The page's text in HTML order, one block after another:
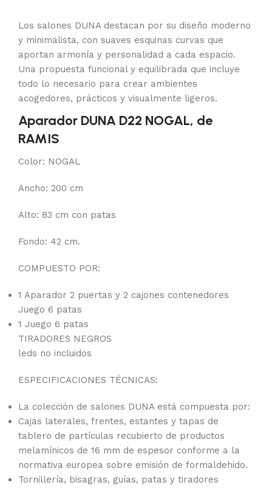
Los salones DUNA destacan por su diseño moderno
y minimalista, con suaves esquinas curvas que
aportan armonía y personalidad a cada espacio.
Una propuesta funcional y equilibrada que incluye
todo lo necesario para crear ambientes
acogedores, prácticos y visualmente ligeros.
Aparador DUNA D22 NOGAL, de
RAMIS
Color: NOGAL
Ancho: 200 cm
Alto: 83 cm con patas
Fondo: 42 cm.
COMPUESTO POR:
1 Aparador 2 puertas y 2 cajones contenedores
Juego 6 patas
1 Juego 6 patas
TIRADORES NEGROS
leds no incluidos
ESPECIFICACIONES TÉCNICAS:
La colección de salones DUNA está compuesta por:
Cajas laterales, frentes, estantes y tapas de
tablero de partículas recubierto de productos
melamínicos de 16 mm de espesor conforme a la
normativa europea sobre emisión de formaldehido.
Tornillería, bisagras, guías, patas y tiradores